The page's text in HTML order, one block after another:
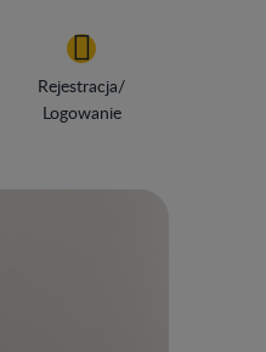
Rejestracja/
Logowanie